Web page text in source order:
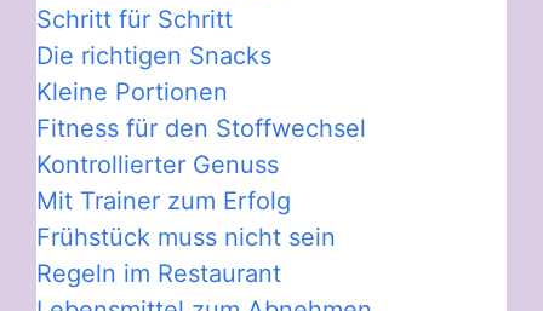
Schritt für Schritt
Die richtigen Snacks
Kleine Portionen
Fitness für den Stoffwechsel
Kontrollierter Genuss
Mit Trainer zum Erfolg
Frühstück muss nicht sein
Regeln im Restaurant